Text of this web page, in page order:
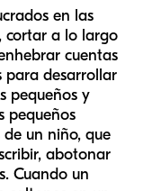
en las
cortar a lo largo
cuentas
para desarrollar
pequeños y
pequeños
de un niño, que
abotonar
Cuando un